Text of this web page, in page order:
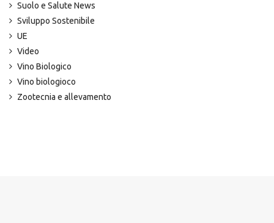
Suolo e Salute News
Sviluppo Sostenibile
UE
Video
Vino Biologico
Vino biologioco
Zootecnia e allevamento